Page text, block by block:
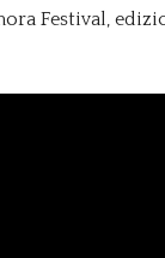
Festival,